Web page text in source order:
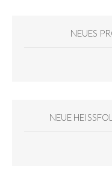
NEUES
NEUE